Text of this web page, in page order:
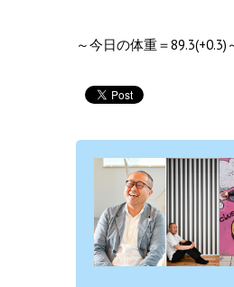
～今日の体重＝89.3(+0.3)